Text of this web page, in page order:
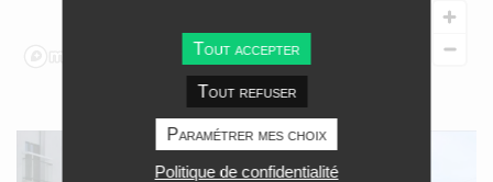
Tout accepter
Tout refuser
Paramétrer mes choix
Politique de confidentialité